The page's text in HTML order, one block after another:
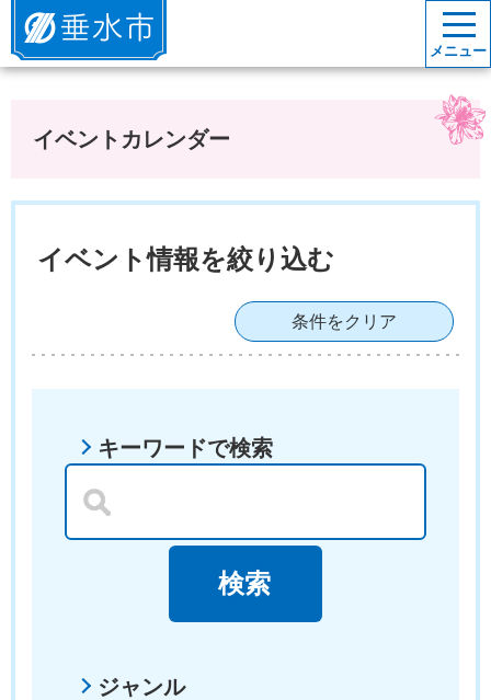
垂水市
メニュー
イベントカレンダー
イベント情報を絞り込む
条件をクリア
キーワードで検索
ジャンル